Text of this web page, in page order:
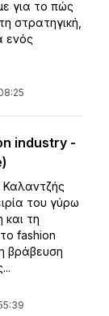
για το πώς
στρατηγική,
ενός
industry -
Καλαντζής
του γύρω
τη
fashion
βράβευση